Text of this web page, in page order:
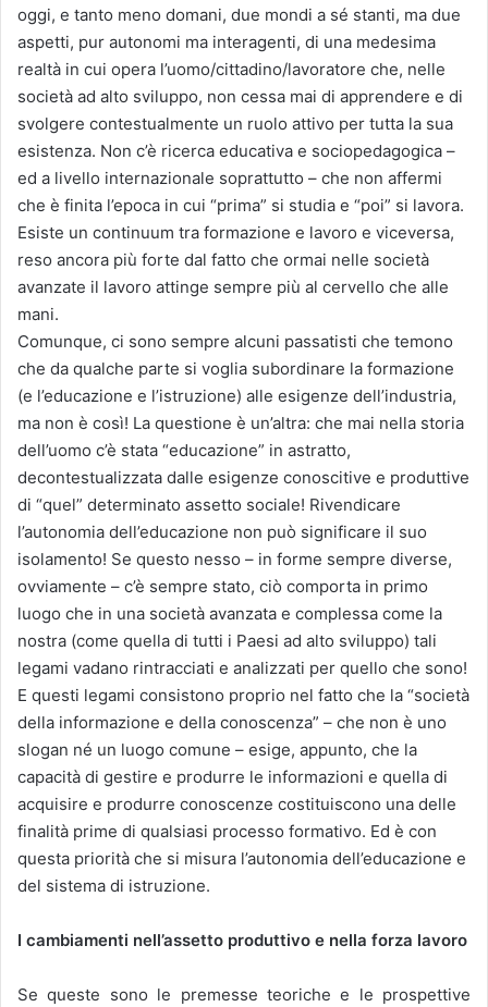
oggi, e tanto meno domani, due mondi a sé stanti, ma due
aspetti, pur autonomi ma interagenti, di una medesima
realtà in cui opera l’uomo/cittadino/lavoratore che, nelle
società ad alto sviluppo, non cessa mai di apprendere e di
svolgere contestualmente un ruolo attivo per tutta la sua
esistenza. Non c’è ricerca educativa e sociopedagogica –
ed a livello internazionale soprattutto – che non affermi
che è finita l’epoca in cui “prima” si studia e “poi” si lavora.
Esiste un continuum tra formazione e lavoro e viceversa,
reso ancora più forte dal fatto che ormai nelle società
avanzate il lavoro attinge sempre più al cervello che alle
mani.
Comunque, ci sono sempre alcuni passatisti che temono
che da qualche parte si voglia subordinare la formazione
(e l’educazione e l’istruzione) alle esigenze dell’industria,
ma non è così! La questione è un’altra: che mai nella storia
dell’uomo c’è stata “educazione” in astratto,
decontestualizzata dalle esigenze conoscitive e produttive
di “quel” determinato assetto sociale! Rivendicare
l’autonomia dell’educazione non può significare il suo
isolamento! Se questo nesso – in forme sempre diverse,
ovviamente – c’è sempre stato, ciò comporta in primo
luogo che in una società avanzata e complessa come la
nostra (come quella di tutti i Paesi ad alto sviluppo) tali
legami vadano rintracciati e analizzati per quello che sono!
E questi legami consistono proprio nel fatto che la “società
della informazione e della conoscenza” – che non è uno
slogan né un luogo comune – esige, appunto, che la
capacità di gestire e produrre le informazioni e quella di
acquisire e produrre conoscenze costituiscono una delle
finalità prime di qualsiasi processo formativo. Ed è con
questa priorità che si misura l’autonomia dell’educazione e
del sistema di istruzione.
I cambiamenti nell’assetto produttivo e nella forza lavoro
Se queste sono le premesse teoriche e le prospettive